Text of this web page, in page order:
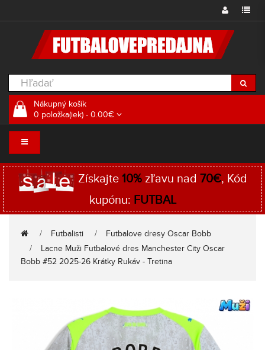
Nákupný košík
0 položka(iek) - 0.00€
Získajte 10%zľavu nad 70€, Kód
kupónu: FUTBAL
Futbalisti
Futbalove dresy Oscar Bobb
Lacne Muži Futbalové dres Manchester City Oscar
Bobb #52 2025-26 Krátky Rukáv - Tretina